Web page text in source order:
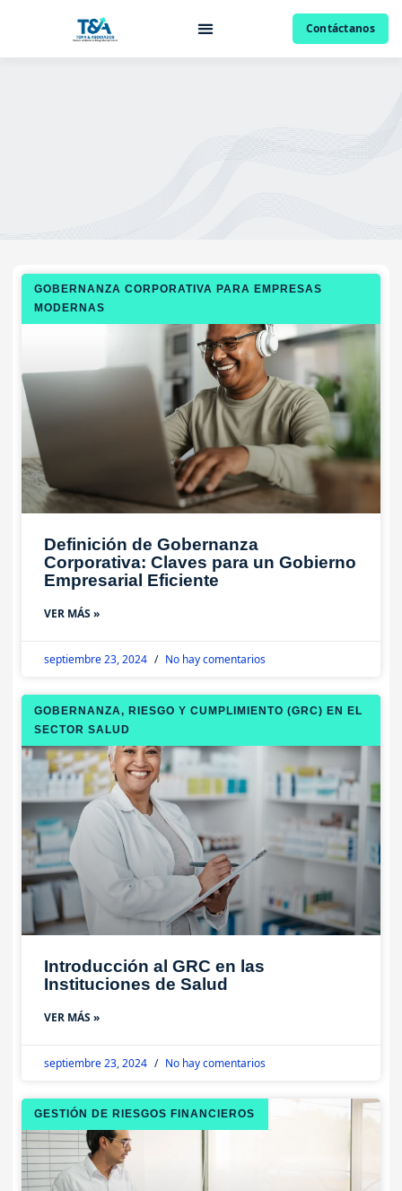
Contáctanos
GOBERNANZA CORPORATIVA PARA EMPRESAS
MODERNAS
Definición de Gobernanza
Corporativa: Claves para un Gobierno
Empresarial Eficiente
VER MÁS »
septiembre 23, 2024 No hay comentarios
GOBERNANZA, RIESGO Y CUMPLIMIENTO (GRC) EN EL
SECTOR SALUD
Introducción al GRC en las
Instituciones de Salud
VER MÁS »
septiembre 23, 2024 No hay comentarios
GESTIÓN DE RIESGOS FINANCIEROS